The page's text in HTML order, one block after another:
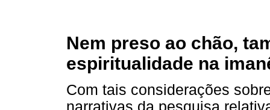
Nem preso ao chão,
espiritualidade na
Com tais considerações
narrativas da pesquisa